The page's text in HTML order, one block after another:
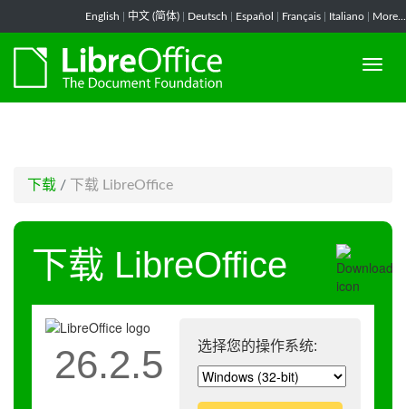
English 中文 (简体) Deutsch Español Français Italiano More...
下载 / 下载 LibreOffice
下载 LibreOffice
选择您的操作系统:
26.2.5